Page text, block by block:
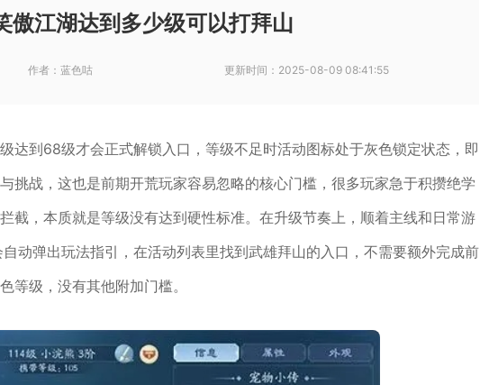
傲江湖达到多少级可以打拜山
作者： 蓝色咕 更新时间： 2025-08-09 08:41:55
达到68级才会正式解锁入口，等级不足时活动图标处于灰色锁定状态，即
挑战，这也是前期开荒玩家容易忽略的核心门槛，很多玩家急于积攒绝学
截，本质就是等级没有达到硬性标准。在升级节奏上，顺着主线和日常游
动弹出玩法指引，在活动列表里找到武雄拜山的入口，不需要额外完成前
等级，没有其他附加门槛。